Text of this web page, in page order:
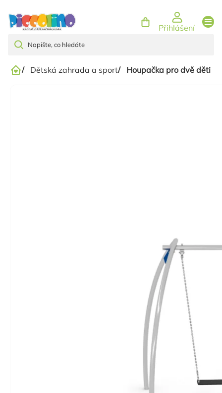
Přihlášení
Domů
/ Dětská zahrada a sport/ Houpačka pro dvě děti z